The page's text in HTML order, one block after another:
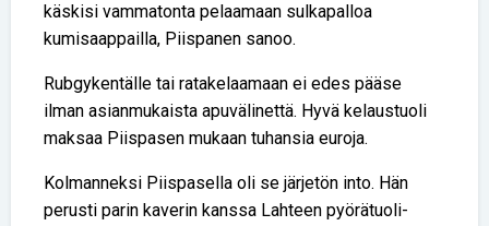
käskisi vammatonta pelaamaan sulkapalloa
kumisaappailla, Piispanen sanoo.
Rubgykentälle tai ratakelaamaan ei edes pääse
ilman asianmukaista apuvälinettä. Hyvä kelaustuoli
maksaa Piispasen mukaan tuhansia euroja.
Kolmanneksi Piispasella oli se järjetön into. Hän
perusti parin kaverin kanssa Lahteen pyörätuoli­